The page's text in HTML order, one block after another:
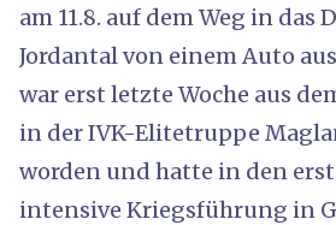
am 11.8. auf dem Weg in das
Jordantal von einem Auto
war erst letzte Woche aus
in der IVK-Elitetruppe
worden und hatte in den
intensive Kriegsführung in